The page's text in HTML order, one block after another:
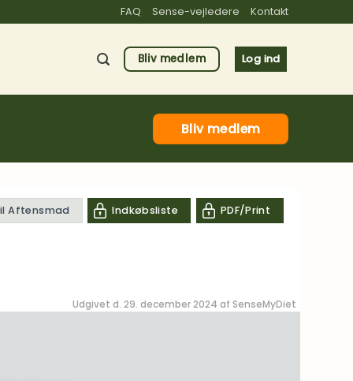
FAQ Sense-vejledere Kontakt
Bliv medlem Log ind
Bliv medlem
Aftensmad Indkøbsliste PDF/Print
Udgivet d. 29. december 2024 af SenseMyDiet